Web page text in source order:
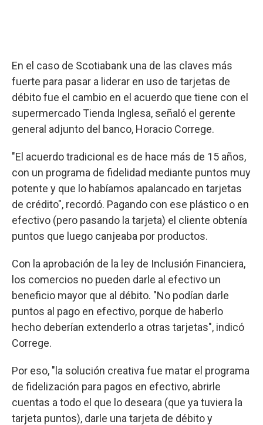
En el caso de Scotiabank una de las claves más
fuerte para pasar a liderar en uso de tarjetas de
débito fue el cambio en el acuerdo que tiene con el
supermercado Tienda Inglesa, señaló el gerente
general adjunto del banco, Horacio Correge.
"El acuerdo tradicional es de hace más de 15 años,
con un programa de fidelidad mediante puntos muy
potente y que lo habíamos apalancado en tarjetas
de crédito", recordó. Pagando con ese plástico o en
efectivo (pero pasando la tarjeta) el cliente obtenía
puntos que luego canjeaba por productos.
Con la aprobación de la ley de Inclusión Financiera,
los comercios no pueden darle al efectivo un
beneficio mayor que al débito. "No podían darle
puntos al pago en efectivo, porque de haberlo
hecho deberían extenderlo a otras tarjetas", indicó
Correge.
Por eso, "la solución creativa fue matar el programa
de fidelización para pagos en efectivo, abrirle
cuentas a todo el que lo deseara (que ya tuviera la
tarjeta puntos), darle una tarjeta de débito y